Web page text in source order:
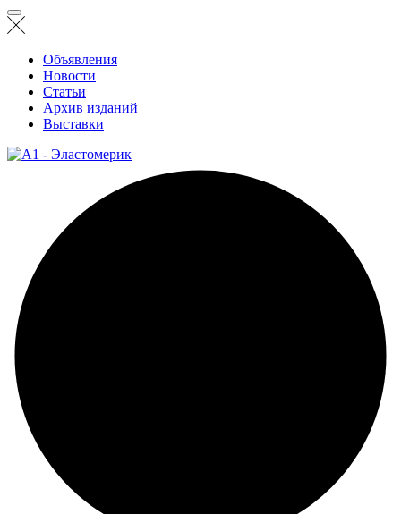
Объявления
Новости
Статьи
Архив изданий
Выставки